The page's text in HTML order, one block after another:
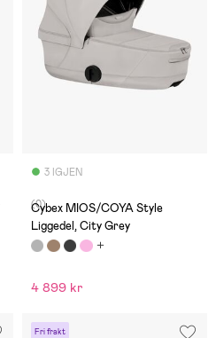
3 IGJEN
(0)
Cybex MIOS/COYA Style
Liggedel, City Grey
4 899 kr
Fri frakt